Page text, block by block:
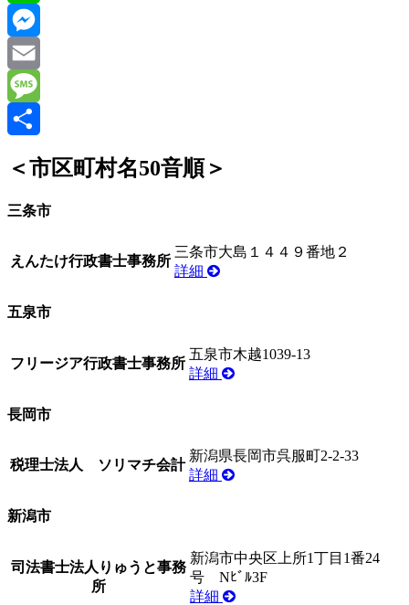
Line
Messenger
Email
Message
＜市区町村名50音順＞
三条市
えんたけ行政書士事務所
三条市大島１４４９番地２
詳細
五泉市
フリージア行政書士事務所
五泉市木越1039-13
詳細
長岡市
税理士法人 ソリマチ会計
新潟県長岡市呉服町2-2-33
詳細
新潟市
司法書士法人りゅうと事務
所
新潟市中央区上所1丁目1番24
号 Nﾋﾞﾙ3F
詳細